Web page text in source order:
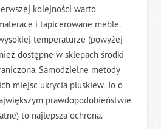
kolejności warto
i tapicerowane meble.
temperaturze (powyżej
dostępne w sklepach środki
Samodzielne metody
miejsc ukrycia pluskiew. To o
prawdopodobieństwie
to najlepsza ochrona.